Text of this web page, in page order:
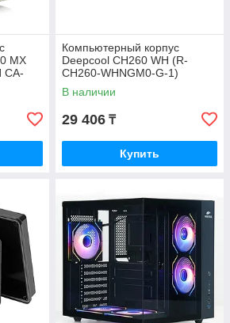
MX
CA-
Компьютерный корпус
Deepcool CH260 WH (R-
CH260-WHNGM0-G-1)
В наличии
29 406 ₸
Купить